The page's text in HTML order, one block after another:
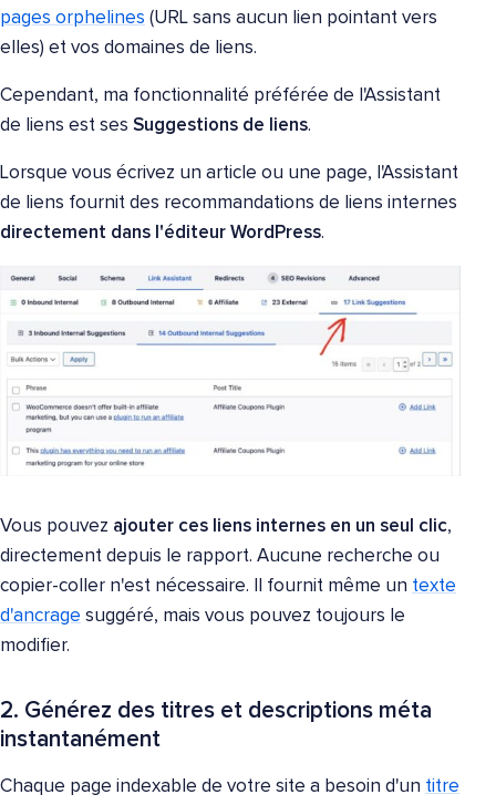
pages orphelines (URL sans aucun lien pointant vers
elles) et vos domaines de liens.
Cependant, ma fonctionnalité préférée de l'Assistant
de liens est ses Suggestions de liens.
Lorsque vous écrivez un article ou une page, l'Assistant
de liens fournit des recommandations de liens internes
directement dans l'éditeur WordPress.
Vous pouvez ajouter ces liens internes en un seul clic,
directement depuis le rapport. Aucune recherche ou
copier-coller n'est nécessaire. Il fournit même un texte
d'ancrage suggéré, mais vous pouvez toujours le
modifier.
2. Générez des titres et descriptions méta
instantanément
Chaque page indexable de votre site a besoin d'un titre